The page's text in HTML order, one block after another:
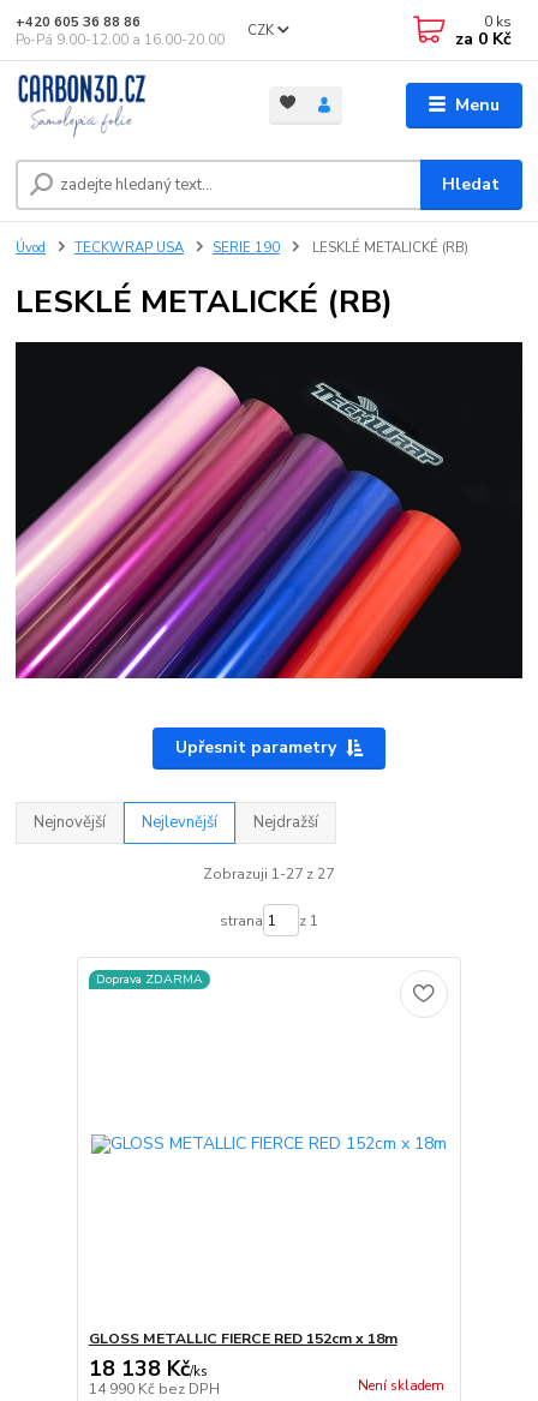
Menu
CZK
Hledat
+420 605 36 88 86
Po-Pá 9.00-12.00 a 16.00-20.00
0 ks
za 0 Kč
Úvod TECKWRAP USA SERIE 190 LESKLÉ METALICKÉ (RB)
LESKLÉ METALICKÉ (RB)
Upřesnit parametry
Nejnovější Nejlevnější Nejdražší
Zobrazuji 1-27 z 27
strana z 1
Doprava ZDARMA
GLOSS METALLIC FIERCE RED 152cm x 18m
18 138 Kč/ks
14 990 Kč bez DPH Není skladem